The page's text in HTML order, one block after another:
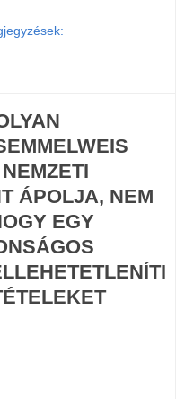
ÁPOLJA, NEM
EGY